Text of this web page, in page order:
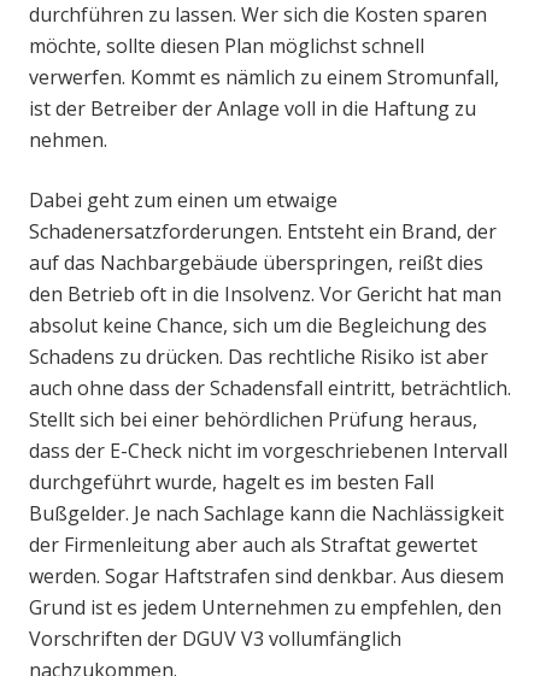
durchführen zu lassen. Wer sich die Kosten sparen
möchte, sollte diesen Plan möglichst schnell
verwerfen. Kommt es nämlich zu einem Stromunfall,
ist der Betreiber der Anlage voll in die Haftung zu
nehmen.
Dabei geht zum einen um etwaige
Schadenersatzforderungen. Entsteht ein Brand, der
auf das Nachbargebäude überspringen, reißt dies
den Betrieb oft in die Insolvenz. Vor Gericht hat man
absolut keine Chance, sich um die Begleichung des
Schadens zu drücken. Das rechtliche Risiko ist aber
auch ohne dass der Schadensfall eintritt, beträchtlich.
Stellt sich bei einer behördlichen Prüfung heraus,
dass der E-Check nicht im vorgeschriebenen Intervall
durchgeführt wurde, hagelt es im besten Fall
Bußgelder. Je nach Sachlage kann die Nachlässigkeit
der Firmenleitung aber auch als Straftat gewertet
werden. Sogar Haftstrafen sind denkbar. Aus diesem
Grund ist es jedem Unternehmen zu empfehlen, den
Vorschriften der DGUV V3 vollumfänglich
nachzukommen.